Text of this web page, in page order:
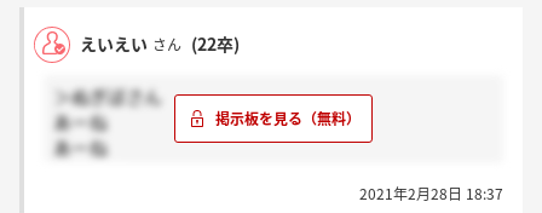
えいえい さん (22卒)
＞ぬぎぼさん
あーね
あーね
2021年2月28日 18:37